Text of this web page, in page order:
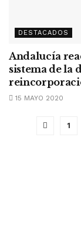
DESTACADOS
Andalucía
sistema de la
15 MAYO 2020
1